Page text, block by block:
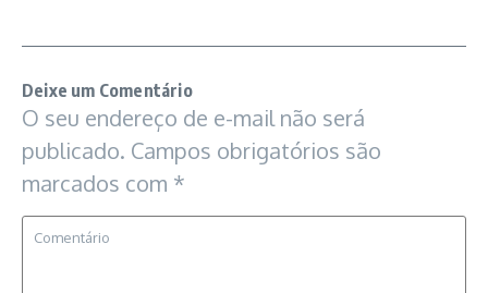
Deixe um Comentário
O seu endereço de e-mail não será
publicado. Campos obrigatórios são
marcados com *